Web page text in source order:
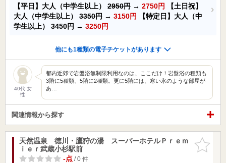
【平日】大人（中学生以上） 2950円 → 2750円
【土日祝】
大人（中学生以上） 3350円 → 3150円
【特定日】大人（中
学生以上） 3450円 → 3250円
他にも1種類の電子チケットがあります
40代 女
性
都内近郊で岩盤浴無制限利用なのは、ここだけ！岩盤浴の種類も
3階に5種類、5階に2種類。更に5階には、寒い氷のような部屋が
あ…
関連情報から探す
お気に入
りに追加
天然温泉 徳川・鷹狩の湯 スーパーホテルＰｒｅｍ
ｉｅｒ武蔵小杉駅前
-点/ 0 件